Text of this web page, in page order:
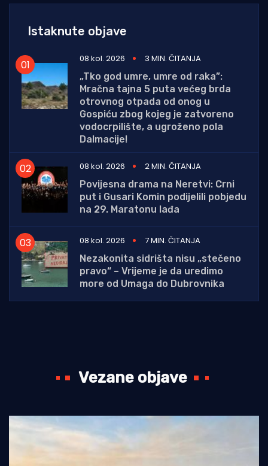
Istaknute objave
08 kol. 2026
3 MIN. ČITANJA
„Tko god umre, umre od raka”:
Mračna tajna 5 puta većeg brda
otrovnog otpada od onog u
Gospiću zbog kojeg je zatvoreno
vodocrpilište, a ugroženo pola
Dalmacije!
08 kol. 2026
2 MIN. ČITANJA
Povijesna drama na Neretvi: Crni
put i Gusari Komin podijelili pobjedu
na 29. Maratonu lađa
08 kol. 2026
7 MIN. ČITANJA
Nezakonita sidrišta nisu „stečeno
pravo“ – Vrijeme je da uredimo
more od Umaga do Dubrovnika
Vezane objave